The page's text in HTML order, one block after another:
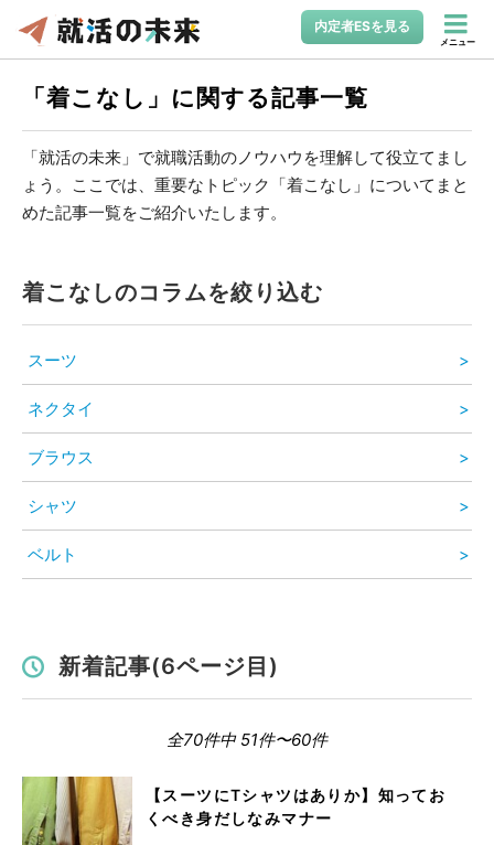
内定者ESを見る
メニュー
「着こなし」に関する記事一覧
「就活の未来」で就職活動のノウハウを理解して役立てまし
ょう。ここでは、重要なトピック「着こなし」についてまと
めた記事一覧をご紹介いたします。
着こなしのコラムを絞り込む
スーツ
ネクタイ
ブラウス
シャツ
ベルト
新着記事(6ページ目)
全70件中 51件〜60件
【スーツにTシャツはありか】知ってお
くべき身だしなみマナー